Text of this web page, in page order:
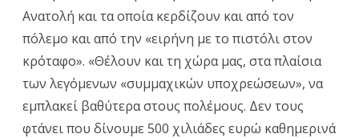
Ανατολή και τα οποία κερδίζουν και από τον
πόλεμο και από την «ειρήνη με το πιστόλι στον
κρόταφο». «Θέλουν και τη χώρα μας, στα πλαίσια
των λεγόμενων «συμμαχικών υποχρεώσεων», να
εμπλακεί βαθύτερα στους πολέμους. Δεν τους
φτάνει που δίνουμε 500 χιλιάδες ευρώ καθημερινά